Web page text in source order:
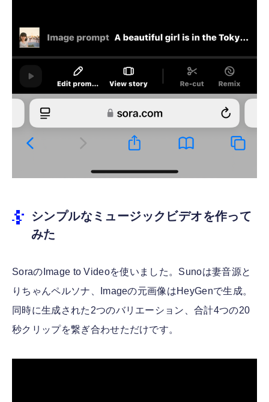
シンプルなミュージックビデオを作って
みた
SoraのImage to Videoを使いました。Sunoは妻音源と
りちゃんペルソナ、Imageの元画像はHeyGenで生成。
同時に生成された2つのバリエーション、合計4つの20
秒クリップを繋ぎ合わせただけです。